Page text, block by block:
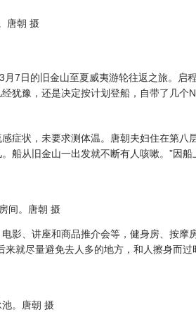
唐朝 摄
日的旧金山至夏威夷游轮往返之旅。启
犹豫，还是决定按计划登船，自带了几个
状，未要求测体温。唐朝夫妇住在第八
船从旧金山一出发就不断有人咳嗽。”因
间。唐朝 摄
、讲座和商品推介会等，健身房、按摩
就尽量避免去人多的地方，和人擦身而过
池。唐朝 摄